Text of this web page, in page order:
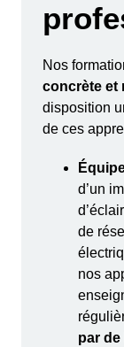
Nos
concrète et
disposition
de ces
d’un
de
nos
par